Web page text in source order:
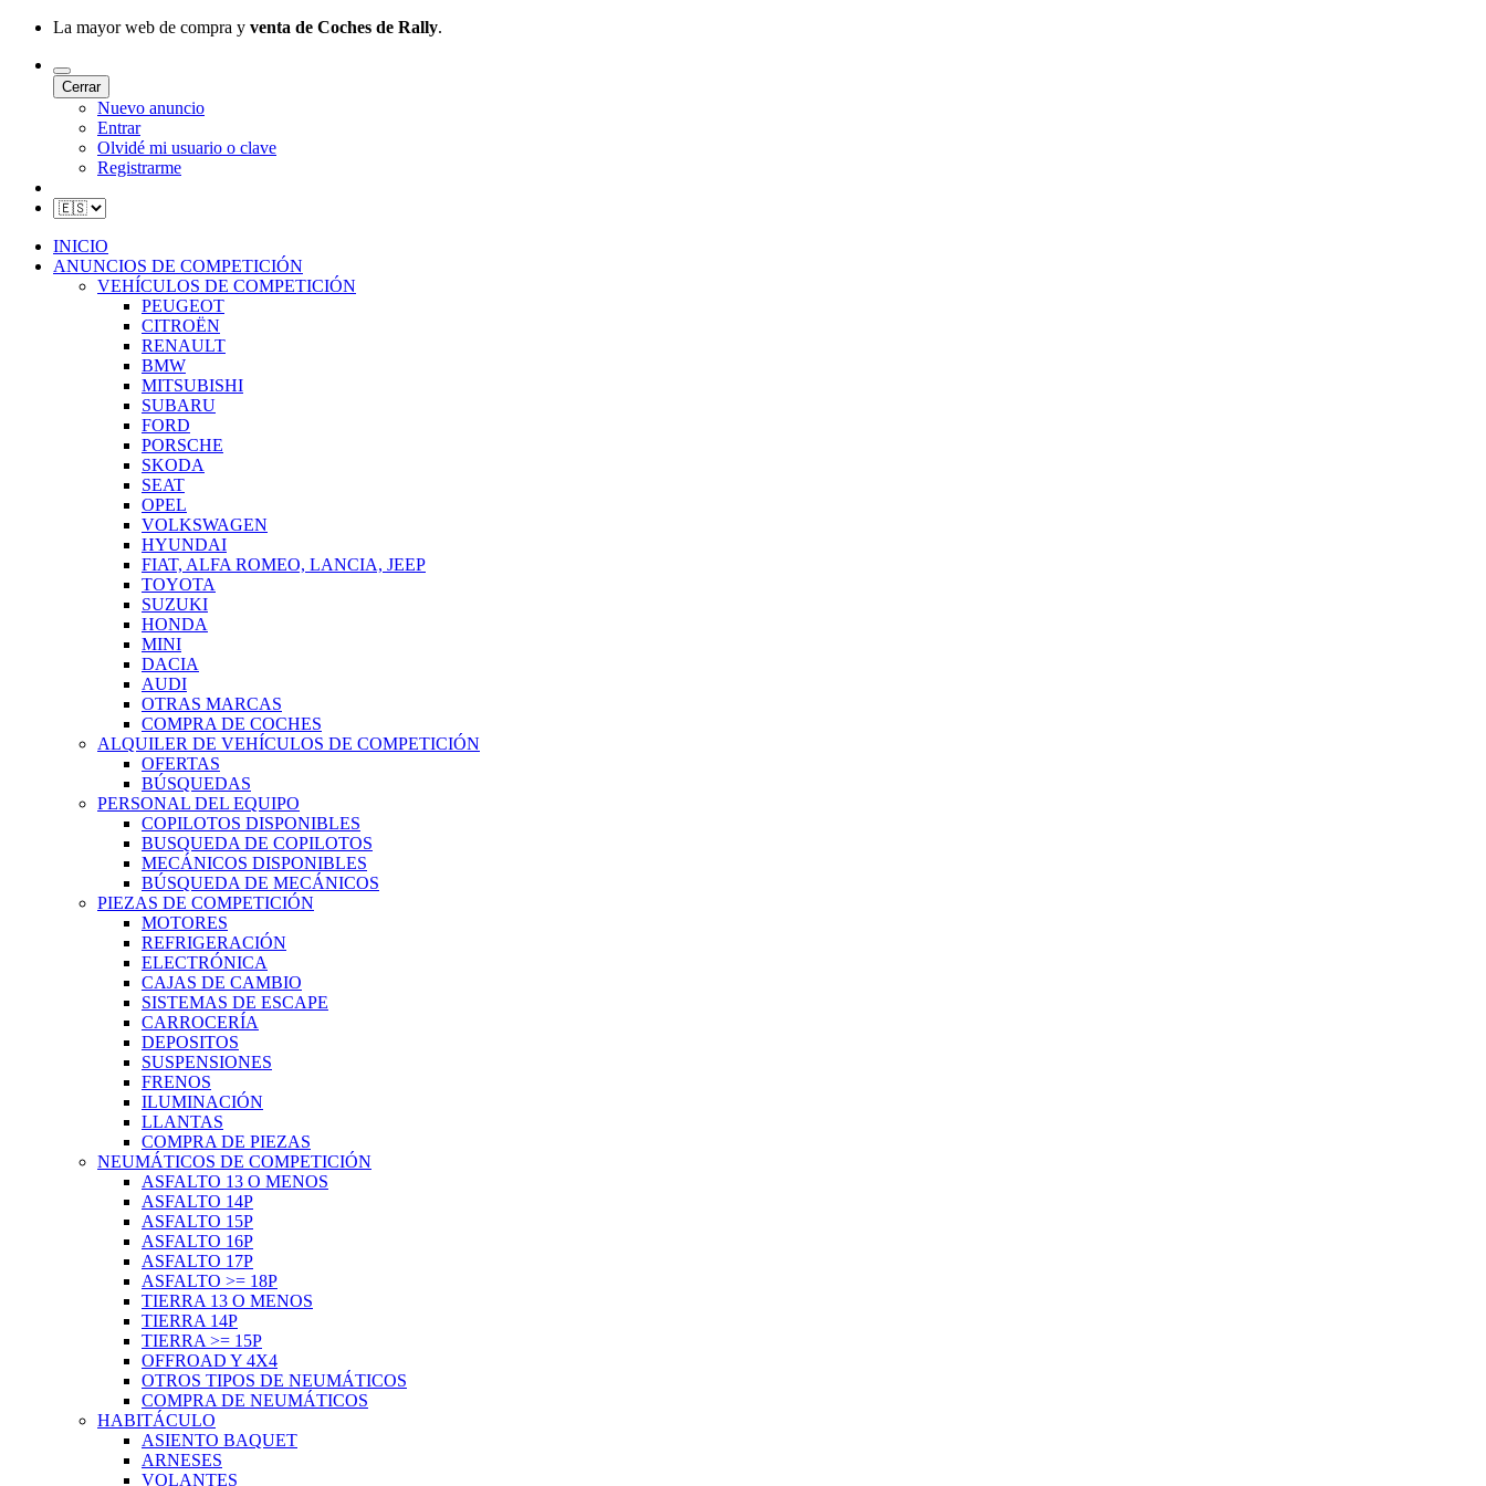
La mayor web de compra y venta de Coches de Rally.
Cerrar
Nuevo anuncio
Entrar
Olvidé mi usuario o clave
Registrarme
INICIO
ANUNCIOS DE COMPETICIÓN
VEHÍCULOS DE COMPETICIÓN
PEUGEOT
CITROËN
RENAULT
BMW
MITSUBISHI
SUBARU
FORD
PORSCHE
SKODA
SEAT
OPEL
VOLKSWAGEN
HYUNDAI
FIAT, ALFA ROMEO, LANCIA, JEEP
TOYOTA
SUZUKI
HONDA
MINI
DACIA
AUDI
OTRAS MARCAS
COMPRA DE COCHES
ALQUILER DE VEHÍCULOS DE COMPETICIÓN
OFERTAS
BÚSQUEDAS
PERSONAL DEL EQUIPO
COPILOTOS DISPONIBLES
BUSQUEDA DE COPILOTOS
MECÁNICOS DISPONIBLES
BÚSQUEDA DE MECÁNICOS
PIEZAS DE COMPETICIÓN
MOTORES
REFRIGERACIÓN
ELECTRÓNICA
CAJAS DE CAMBIO
SISTEMAS DE ESCAPE
CARROCERÍA
DEPOSITOS
SUSPENSIONES
FRENOS
ILUMINACIÓN
LLANTAS
COMPRA DE PIEZAS
NEUMÁTICOS DE COMPETICIÓN
ASFALTO 13 O MENOS
ASFALTO 14P
ASFALTO 15P
ASFALTO 16P
ASFALTO 17P
ASFALTO >= 18P
TIERRA 13 O MENOS
TIERRA 14P
TIERRA >= 15P
OFFROAD Y 4X4
OTROS TIPOS DE NEUMÁTICOS
COMPRA DE NEUMÁTICOS
HABITÁCULO
ASIENTO BAQUET
ARNESES
VOLANTES